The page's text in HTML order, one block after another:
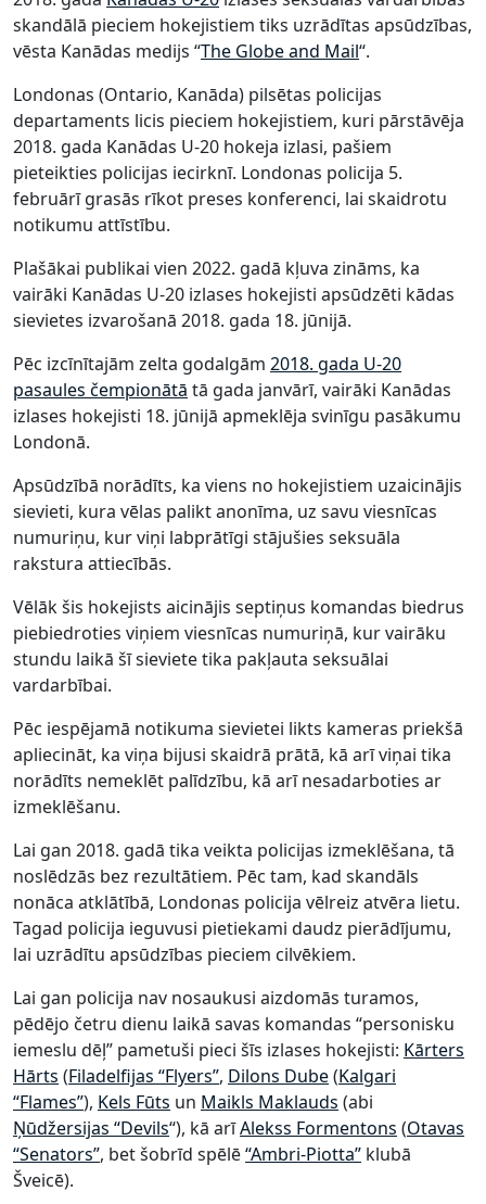
skandālā pieciem hokejistiem tiks uzrādītas apsūdzības,
vēsta Kanādas medijs “The Globe and Mail“.
Londonas (Ontario, Kanāda) pilsētas policijas
departaments licis pieciem hokejistiem, kuri pārstāvēja
2018. gada Kanādas U-20 hokeja izlasi, pašiem
pieteikties policijas iecirknī. Londonas policija 5.
februārī grasās rīkot preses konferenci, lai skaidrotu
notikumu attīstību.
Plašākai publikai vien 2022. gadā kļuva zināms, ka
vairāki Kanādas U-20 izlases hokejisti apsūdzēti kādas
sievietes izvarošanā 2018. gada 18. jūnijā.
Pēc izcīnītajām zelta godalgām 2018. gada U-20
pasaules čempionātā tā gada janvārī, vairāki Kanādas
izlases hokejisti 18. jūnijā apmeklēja svinīgu pasākumu
Londonā.
Apsūdzībā norādīts, ka viens no hokejistiem uzaicinājis
sievieti, kura vēlas palikt anonīma, uz savu viesnīcas
numuriņu, kur viņi labprātīgi stājušies seksuāla
rakstura attiecībās.
Vēlāk šis hokejists aicinājis septiņus komandas biedrus
piebiedroties viņiem viesnīcas numuriņā, kur vairāku
stundu laikā šī sieviete tika pakļauta seksuālai
vardarbībai.
Pēc iespējamā notikuma sievietei likts kameras priekšā
apliecināt, ka viņa bijusi skaidrā prātā, kā arī viņai tika
norādīts nemeklēt palīdzību, kā arī nesadarboties ar
izmeklēšanu.
Lai gan 2018. gadā tika veikta policijas izmeklēšana, tā
noslēdzās bez rezultātiem. Pēc tam, kad skandāls
nonāca atklātībā, Londonas policija vēlreiz atvēra lietu.
Tagad policija ieguvusi pietiekami daudz pierādījumu,
lai uzrādītu apsūdzības pieciem cilvēkiem.
Lai gan policija nav nosaukusi aizdomās turamos,
pēdējo četru dienu laikā savas komandas “personisku
iemeslu dēļ” pametuši pieci šīs izlases hokejisti: Kārters
Hārts (Filadelfijas “Flyers”, Dilons Dube(Kalgari
“Flames”), Kels Fūts un Maikls Maklauds (abi
Ņūdžersijas “Devils“), kā arīAlekss Formentons (Otavas
“Senators”, bet šobrīd spēlē“Ambri-Piotta” klubā
Šveicē).